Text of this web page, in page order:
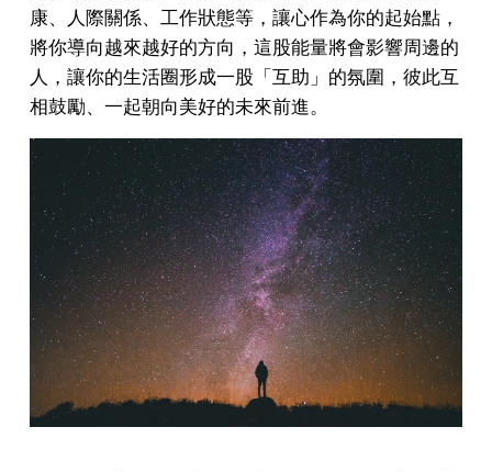
康、人際關係、工作狀態等，讓心作為你的起始點，
將你導向越來越好的方向，這股能量將會影響周邊的
人，讓你的生活圈形成一股「互助」的氛圍，彼此互
相鼓勵、一起朝向美好的未來前進。